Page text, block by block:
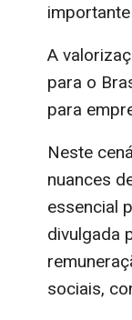
A
para o
para
Neste
nuances
essencial
divulgada
sociais,